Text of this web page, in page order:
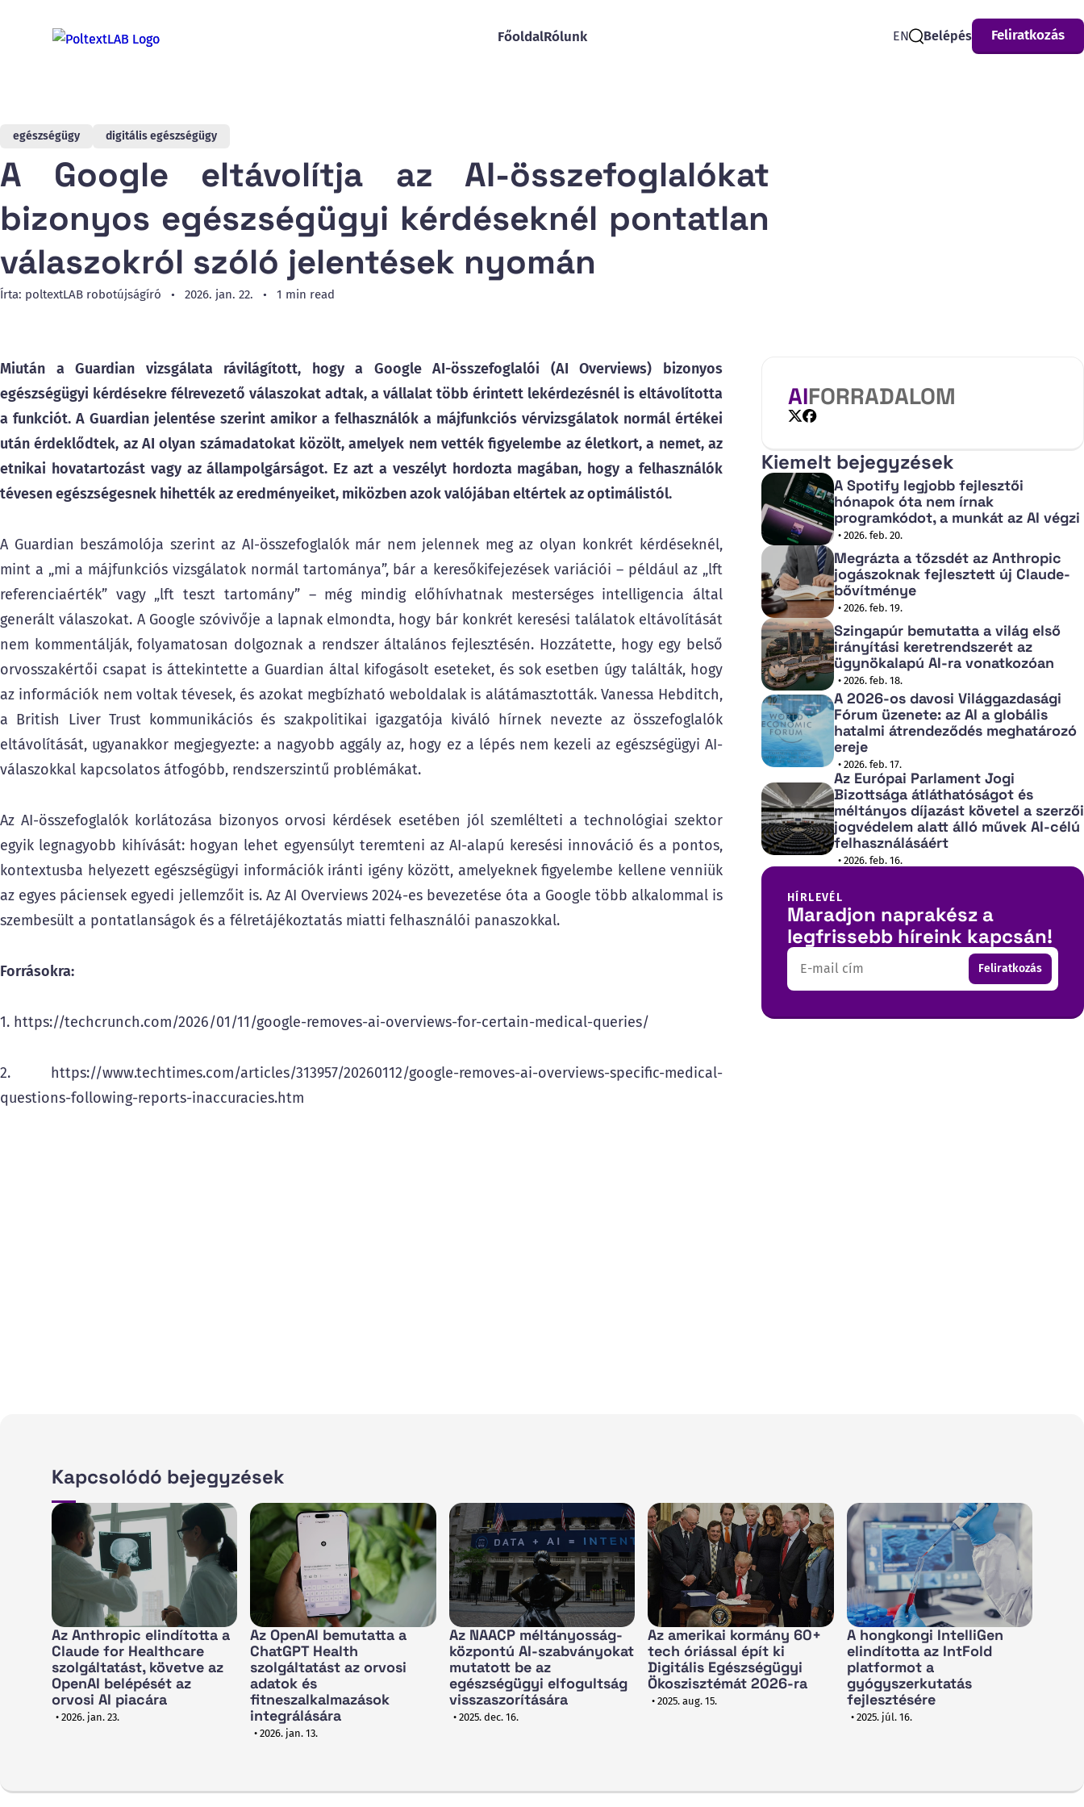
FőoldalRólunk
EN
Belépés Feliratkozás
egészségügy digitális egészségügy
A Google eltávolítja az AI-összefoglalókat
bizonyos egészségügyi kérdéseknél pontatlan
válaszokról szóló jelentések nyomán
Írta: poltextLAB robotújságíró 2026. jan. 22. 1 min read
Miután a Guardian vizsgálata rávilágított, hogy a Google AI-összefoglalói (AI Overviews) bizonyos
egészségügyi kérdésekre félrevezető válaszokat adtak, a vállalat több érintett lekérdezésnél is eltávolította
a funkciót. A Guardian jelentése szerint amikor a felhasználók a májfunkciós vérvizsgálatok normál értékei
után érdeklődtek, az AI olyan számadatokat közölt, amelyek nem vették figyelembe az életkort, a nemet, az
etnikai hovatartozást vagy az állampolgárságot. Ez azt a veszélyt hordozta magában, hogy a felhasználók
tévesen egészségesnek hihették az eredményeiket, miközben azok valójában eltértek az optimálistól.
A Guardian beszámolója szerint az AI-összefoglalók már nem jelennek meg az olyan konkrét kérdéseknél,
mint a „mi a májfunkciós vizsgálatok normál tartománya”, bár a keresőkifejezések variációi – például az „lft
referenciaérték” vagy „lft teszt tartomány” – még mindig előhívhatnak mesterséges intelligencia által
generált válaszokat. A Google szóvivője a lapnak elmondta, hogy bár konkrét keresési találatok eltávolítását
nem kommentálják, folyamatosan dolgoznak a rendszer általános fejlesztésén. Hozzátette, hogy egy belső
orvosszakértői csapat is áttekintette a Guardian által kifogásolt eseteket, és sok esetben úgy találták, hogy
az információk nem voltak tévesek, és azokat megbízható weboldalak is alátámasztották. Vanessa Hebditch,
a British Liver Trust kommunikációs és szakpolitikai igazgatója kiváló hírnek nevezte az összefoglalók
eltávolítását, ugyanakkor megjegyezte: a nagyobb aggály az, hogy ez a lépés nem kezeli az egészségügyi AI-
válaszokkal kapcsolatos átfogóbb, rendszerszintű problémákat.
Az AI-összefoglalók korlátozása bizonyos orvosi kérdések esetében jól szemlélteti a technológiai szektor
egyik legnagyobb kihívását: hogyan lehet egyensúlyt teremteni az AI-alapú keresési innováció és a pontos,
kontextusba helyezett egészségügyi információk iránti igény között, amelyeknek figyelembe kellene venniük
az egyes páciensek egyedi jellemzőit is. Az AI Overviews 2024-es bevezetése óta a Google több alkalommal is
szembesült a pontatlanságok és a félretájékoztatás miatti felhasználói panaszokkal.
Forrásokra:
1. https://techcrunch.com/2026/01/11/google-removes-ai-overviews-for-certain-medical-queries/
2. https://www.techtimes.com/articles/313957/20260112/google-removes-ai-overviews-specific-medical-
questions-following-reports-inaccuracies.htm
AIFORRADALOM
Kiemelt bejegyzések
A Spotify legjobb fejlesztői
hónapok óta nem írnak
programkódot, a munkát az AI végzi
• 2026. feb. 20.
Megrázta a tőzsdét az Anthropic
jogászoknak fejlesztett új Claude-
bővítménye
• 2026. feb. 19.
Szingapúr bemutatta a világ első
irányítási keretrendszerét az
ügynökalapú AI-ra vonatkozóan
• 2026. feb. 18.
A 2026-os davosi Világgazdasági
Fórum üzenete: az AI a globális
hatalmi átrendeződés meghatározó
ereje
• 2026. feb. 17.
Az Európai Parlament Jogi
Bizottsága átláthatóságot és
méltányos díjazást követel a szerzői
jogvédelem alatt álló művek AI-célú
felhasználásáért
• 2026. feb. 16.
HÍRLEVÉL
Maradjon naprakész a
legfrissebb híreink kapcsán!
Email Feliratkozás
Kapcsolódó bejegyzések
Az Anthropic elindította a
Claude for Healthcare
szolgáltatást, követve az
OpenAI belépését az
orvosi AI piacára
• 2026. jan. 23.
Az OpenAI bemutatta a
ChatGPT Health
szolgáltatást az orvosi
adatok és
fitneszalkalmazások
integrálására
• 2026. jan. 13.
Az NAACP méltányosság-
központú AI-szabványokat
mutatott be az
egészségügyi elfogultság
visszaszorítására
• 2025. dec. 16.
Az amerikai kormány 60+
tech óriással épít ki
Digitális Egészségügyi
Ökoszisztémát 2026-ra
• 2025. aug. 15.
A hongkongi IntelliGen
elindította az IntFold
platformot a
gyógyszerkutatás
fejlesztésére
• 2025. júl. 16.